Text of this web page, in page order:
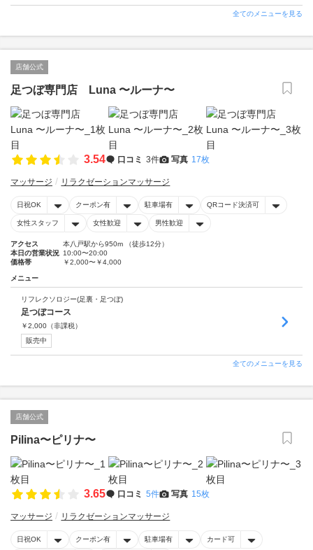
全てのメニューを見る
店舗公式
足つぼ専門店 Luna 〜ルーナ〜
3.54 口コミ 3件 写真 17枚
マッサージ リラクゼーションマッサージ
日祝OK クーポン有 駐車場有 QRコード決済可
女性スタッフ 女性歓迎 男性歓迎
アクセス
本八戸駅から950m （徒歩12分）
本日の営業状況 10:00〜20:00
価格帯
￥2,000〜￥4,000
メニュー
リフレクソロジー(足裏・足つぼ)
足つぼコース
￥2,000 （非課税）
販売中
全てのメニューを見る
店舗公式
Pilina〜ピリナ〜
3.65 口コミ 5件 写真 15枚
マッサージ リラクゼーションマッサージ
日祝OK クーポン有 駐車場有 カード可